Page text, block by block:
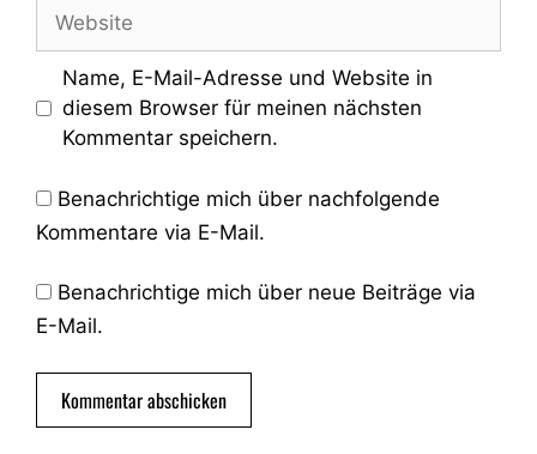
Website
Name, E-Mail-Adresse und Website in
diesem Browser für meinen nächsten
Kommentar speichern.
Benachrichtige mich über nachfolgende
Kommentare via E-Mail.
Benachrichtige mich über neue Beiträge via
E-Mail.